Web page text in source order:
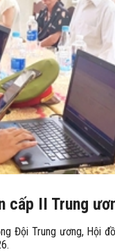
cấp II Trung
Đội Trung ương, Hội